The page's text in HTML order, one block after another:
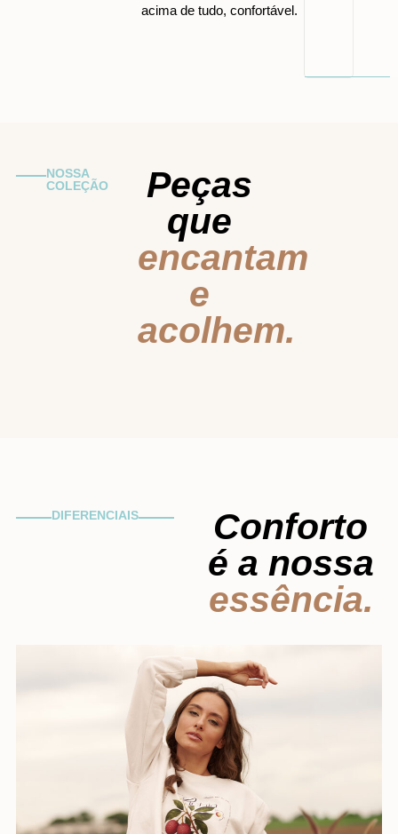
acima de tudo, confortável.
NOSSA
COLEÇÃO
Peças
que
encantam
e
acolhem.
DIFERENCIAIS
Conforto
é a nossa
essência.